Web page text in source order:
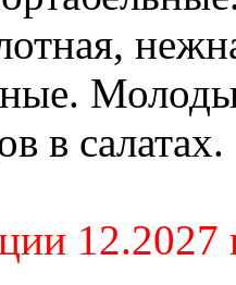
в салатах.
12.2027